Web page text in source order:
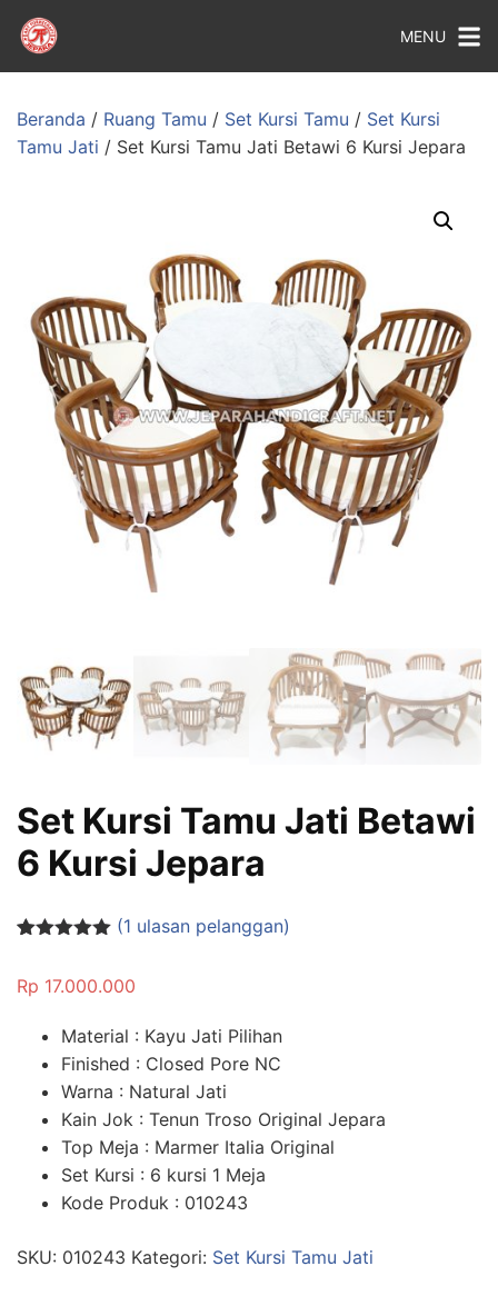
MENU
Beranda / Ruang Tamu / Set Kursi Tamu / Set Kursi
Tamu Jati / Set Kursi Tamu Jati Betawi 6 Kursi Jepara
Set Kursi Tamu Jati Betawi
6 Kursi Jepara
berdasarka
(1 ulasan pelanggan)
Rp 17.000.000
Material : Kayu Jati Pilihan
Finished : Closed Pore NC
Warna : Natural Jati
Kain Jok : Tenun Troso Original Jepara
Top Meja : Marmer Italia Original
Set Kursi : 6 kursi 1 Meja
Kode Produk : 010243
SKU: 010243 Kategori: Set Kursi Tamu Jati